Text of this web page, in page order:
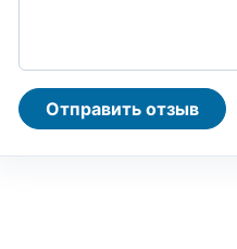
Отправить отзыв